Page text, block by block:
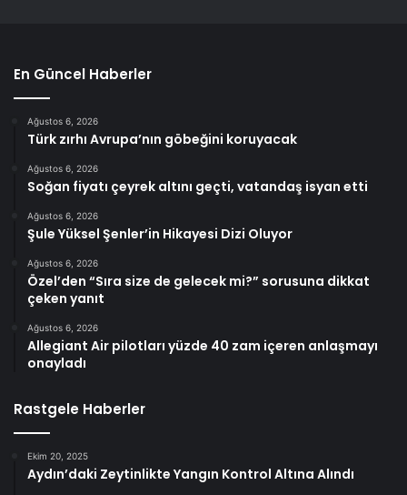
En Güncel Haberler
Ağustos 6, 2026
Türk zırhı Avrupa’nın göbeğini koruyacak
Ağustos 6, 2026
Soğan fiyatı çeyrek altını geçti, vatandaş isyan etti
Ağustos 6, 2026
Şule Yüksel Şenler’in Hikayesi Dizi Oluyor
Ağustos 6, 2026
Özel’den “Sıra size de gelecek mi?” sorusuna dikkat
çeken yanıt
Ağustos 6, 2026
Allegiant Air pilotları yüzde 40 zam içeren anlaşmayı
onayladı
Rastgele Haberler
Ekim 20, 2025
Aydın’daki Zeytinlikte Yangın Kontrol Altına Alındı